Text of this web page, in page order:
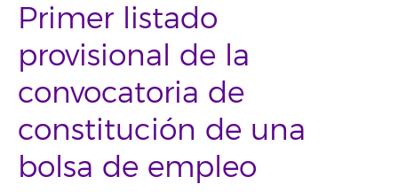
Primer listado
provisional de la
convocatoria de
constitución de una
bolsa de empleo